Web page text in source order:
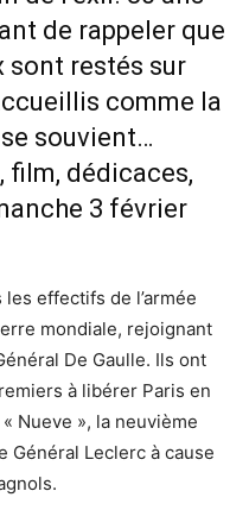
de rappeler que
sont restés sur
comme la
souvient…
film, dédicaces,
3 février
effectifs de l’armée
mondiale, rejoignant
De Gaulle. Ils ont
à libérer Paris en
Nueve », la neuvième
Général Leclerc à cause